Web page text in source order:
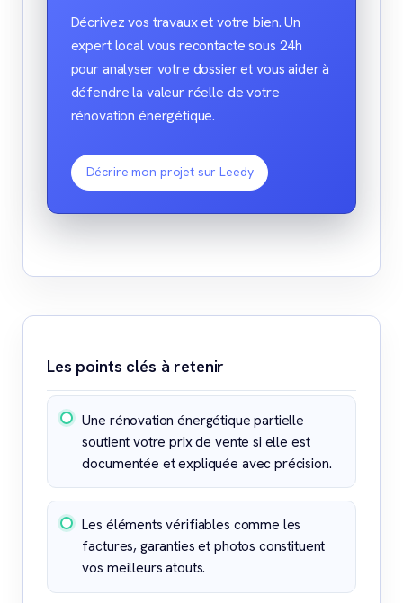
Décrivez vos travaux et votre bien. Un
expert local vous recontacte sous 24h
pour analyser votre dossier et vous aider à
défendre la valeur réelle de votre
rénovation énergétique.
Décrire mon projet sur Leedy
Les points clés à retenir
Une rénovation énergétique partielle
soutient votre prix de vente si elle est
documentée et expliquée avec précision.
Les éléments vérifiables comme les
factures, garanties et photos constituent
vos meilleurs atouts.